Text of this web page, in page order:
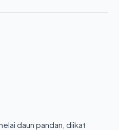
daun pandan, diikat